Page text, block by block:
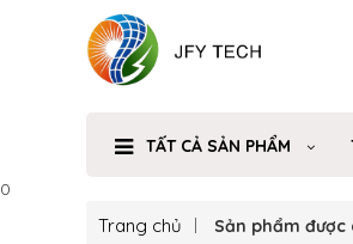
TẤT CẢ SẢN PHẨM
0
Trang chủ Sản phẩm được